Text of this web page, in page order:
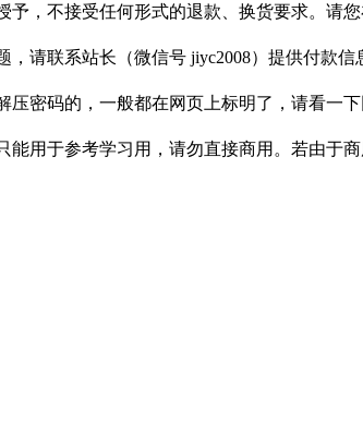
，不接受任何形式的退款、换货要求。请
请联系站长（微信号 jiyc2008）提供付款信
密码的，一般都在网页上标明了，请看一下
用于参考学习用，请勿直接商用。若由于